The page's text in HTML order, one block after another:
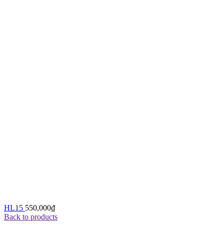
HL15 550,000₫
Back to products